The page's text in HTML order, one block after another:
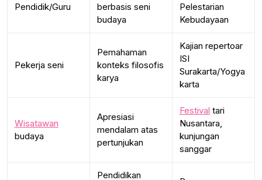
Pendidik/Guru
berbasis seni
budaya
Pelestarian
Kebudayaan
Pekerja seni
Pemahaman
konteks filosofis
karya
Kajian repertoar
ISI
Surakarta/Yogya
karta
Wisatawan
budaya
Apresiasi
mendalam atas
pertunjukan
Festival tari
Nusantara,
kunjungan
sanggar
Pendidikan